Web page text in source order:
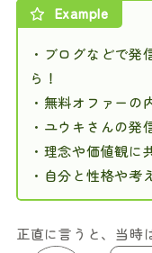
Example
・ブログなどで発
ら！
・無料オファーの
・ユウキさんの発
・理念や価値観に
・自分と性格や考
正直に言うと、当時